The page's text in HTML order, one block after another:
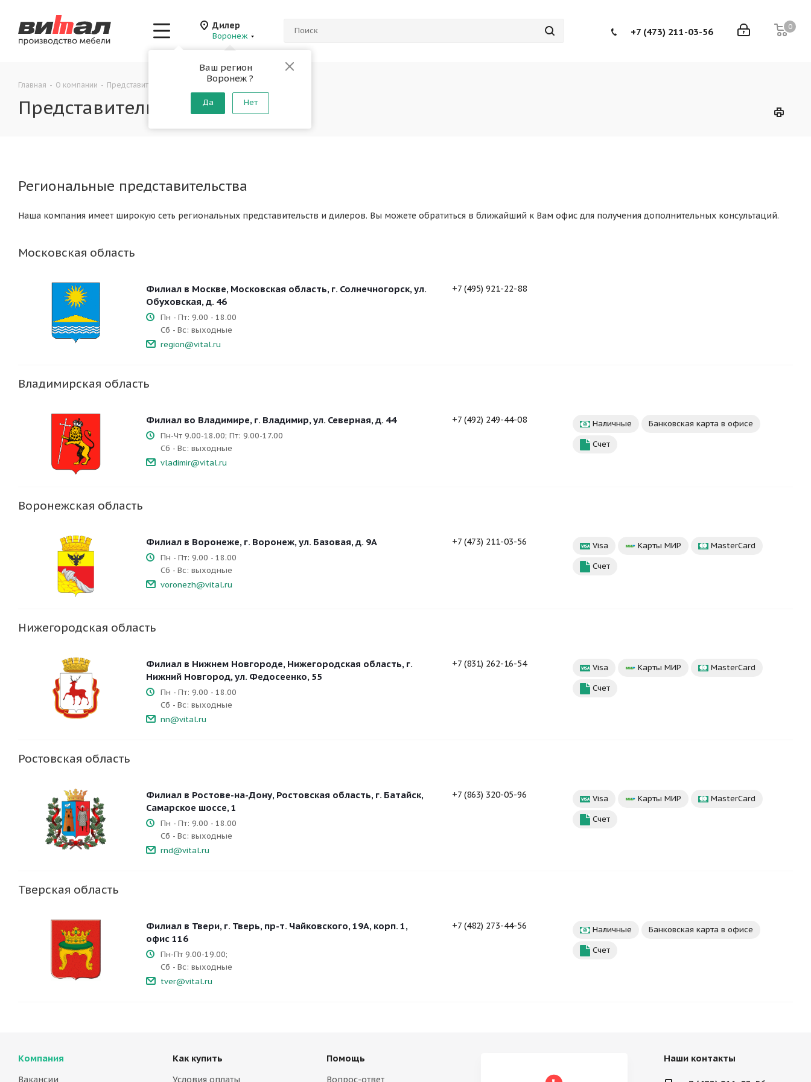
Дилер
Воронеж
Ваш регион
Воронеж ?
Да Нет
0
+7 (473) 211-03-56
Главная - О компании - Представительства
Представительства
Региональные представительства
Наша компания имеет широкую сеть региональных представительств и дилеров. Вы можете обратиться в ближайший к Вам офис для получения дополнительных консультаций.
Московская область
Филиал в Москве, Московская область, г. Солнечногорск, ул.
Обуховская, д. 46
Пн - Пт: 9.00 - 18.00
Сб - Вс: выходные
region@vital.ru
+7 (495) 921-22-88
Владимирская область
Филиал во Владимире, г. Владимир, ул. Северная, д. 44
Пн-Чт 9.00-18.00; Пт: 9.00-17.00
Сб - Вс: выходные
vladimir@vital.ru
+7 (492) 249-44-08 Наличные
Банковская карта в офисе
Счет
Воронежская область
Филиал в Воронеже, г. Воронеж, ул. Базовая, д. 9А
Пн - Пт: 9.00 - 18.00
Сб - Вс: выходные
voronezh@vital.ru
+7 (473) 211-03-56 Visa Карты МИР
MasterCard
Счет
Нижегородская область
Филиал в Нижнем Новгороде, Нижегородская область, г.
Нижний Новгород, ул. Федосеенко, 55
Пн - Пт: 9.00 - 18.00
Сб - Вс: выходные
nn@vital.ru
+7 (831) 262-16-54 Visa Карты МИР
MasterCard
Счет
Ростовская область
Филиал в Ростове-на-Дону, Ростовская область, г. Батайск,
Самарское шоссе, 1
Пн - Пт: 9.00 - 18.00
Сб - Вс: выходные
rnd@vital.ru
+7 (863) 320-05-96 Visa Карты МИР
MasterCard
Счет
Тверская область
Филиал в Твери, г. Тверь, пр-т. Чайковского, 19А, корп. 1,
офис 116
Пн-Пт 9.00-19.00;
Сб - Вс: выходные
tver@vital.ru
+7 (482) 273-44-56 Наличные
Банковская карта в офисе
Счет
Компания
Вакансии
Как купить
Условия оплаты
Помощь
Вопрос-ответ
Наши контакты